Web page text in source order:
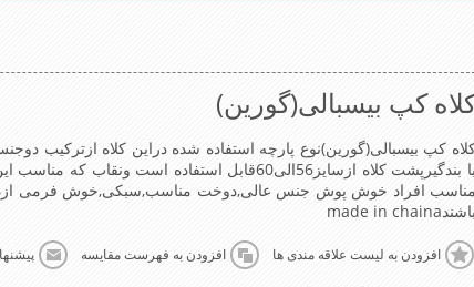
کپ بیسبالی(گورین)
کپ بیسبالی(گورین)نوع پارچه استفاده شده دراین کلاه ازترکیب
با بندگیرپشت کلاه ازسایز56الی60قابل استفاده است
مناسب افراد خوش پوش جنس عالی,دوخت مناسب,سبکی,خوش فرمی
باشندmade in chaina
افزودن به لیست علاقه مندی ها افزودن به فهرست مقایسه